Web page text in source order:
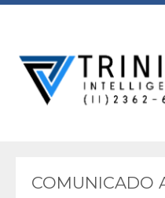
COMUNICADO